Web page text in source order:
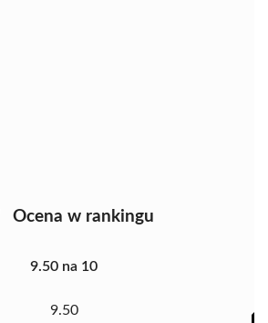
Ocena w rankingu
9.50 na 10
9.50